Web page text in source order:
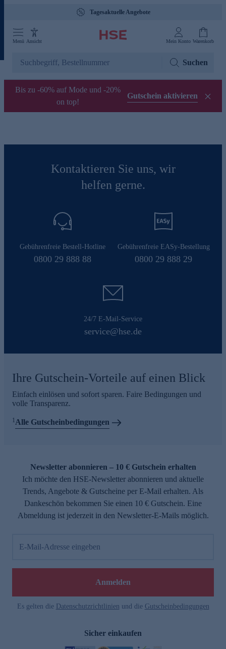
Tagesaktuelle Angebote
Menü Ansicht Mein Konto Warenkorb
Suchen
Bis zu -60% auf Mode und -20%
on top!
Gutschein aktivieren
Kontaktieren Sie uns, wir
helfen gerne.
Gebührenfreie Bestell-Hotline
0800 29 888 88
Gebührenfreie EASy-Bestellung
0800 29 888 29
24/7 E-Mail-Service
service@hse.de
Ihre Gutschein-Vorteile auf einen Blick
Einfach einlösen und sofort sparen. Faire Bedingungen und
volle Transparenz.
1Alle Gutscheinbedingungen
Newsletter abonnieren – 10 € Gutschein erhalten
Ich möchte den HSE-Newsletter abonnieren und aktuelle
Trends, Angebote & Gutscheine per E-Mail erhalten. Als
Dankeschön bekommen Sie einen 10 € Gutschein. Eine
Abmeldung ist jederzeit in den Newsletter-E-Mails möglich.
E-Mail-Adresse eingeben
Anmelden
Es gelten die Datenschutzrichtlinien und die Gutscheinbedingungen
Sicher einkaufen